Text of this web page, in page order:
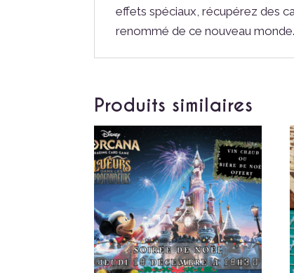
effets spéciaux, récupérez des
renommé de ce nouveau monde.
Produits similaires